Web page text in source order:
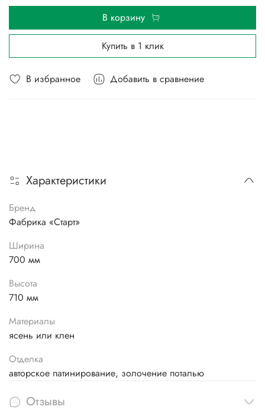
В избранное Добавить в сравнение
В корзину
Купить в 1 клик
Характеристики
Бренд
Фабрика «Старт»
Ширина
700 мм
Высота
710 мм
Материалы
ясень или клен
Отделка
авторское патинирование, золочение поталью
Отзывы